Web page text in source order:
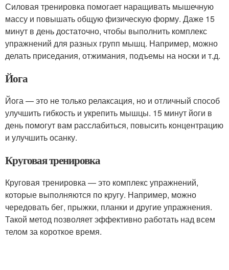
Силовая тренировка помогает наращивать мышечную
массу и повышать общую физическую форму. Даже 15
минут в день достаточно, чтобы выполнить комплекс
упражнений для разных групп мышц. Например, можно
делать приседания, отжимания, подъемы на носки и т.д.
Йога
Йога — это не только релаксация, но и отличный способ
улучшить гибкость и укрепить мышцы. 15 минут йоги в
день помогут вам расслабиться, повысить концентрацию
и улучшить осанку.
Круговая тренировка
Круговая тренировка — это комплекс упражнений,
которые выполняются по кругу. Например, можно
чередовать бег, прыжки, планки и другие упражнения.
Такой метод позволяет эффективно работать над всем
телом за короткое время.